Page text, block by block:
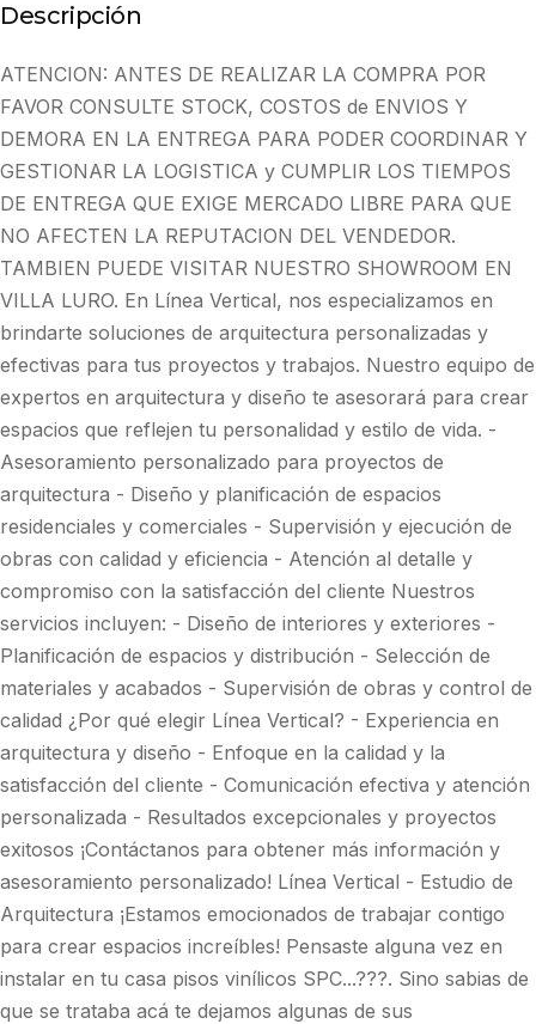
Descripción
ATENCION: ANTES DE REALIZAR LA COMPRA POR
FAVOR CONSULTE STOCK, COSTOS de ENVIOS Y
DEMORA EN LA ENTREGA PARA PODER COORDINAR Y
GESTIONAR LA LOGISTICA y CUMPLIR LOS TIEMPOS
DE ENTREGA QUE EXIGE MERCADO LIBRE PARA QUE
NO AFECTEN LA REPUTACION DEL VENDEDOR.
TAMBIEN PUEDE VISITAR NUESTRO SHOWROOM EN
VILLA LURO. En Línea Vertical, nos especializamos en
brindarte soluciones de arquitectura personalizadas y
efectivas para tus proyectos y trabajos. Nuestro equipo de
expertos en arquitectura y diseño te asesorará para crear
espacios que reflejen tu personalidad y estilo de vida. -
Asesoramiento personalizado para proyectos de
arquitectura - Diseño y planificación de espacios
residenciales y comerciales - Supervisión y ejecución de
obras con calidad y eficiencia - Atención al detalle y
compromiso con la satisfacción del cliente Nuestros
servicios incluyen: - Diseño de interiores y exteriores -
Planificación de espacios y distribución - Selección de
materiales y acabados - Supervisión de obras y control de
calidad ¿Por qué elegir Línea Vertical? - Experiencia en
arquitectura y diseño - Enfoque en la calidad y la
satisfacción del cliente - Comunicación efectiva y atención
personalizada - Resultados excepcionales y proyectos
exitosos ¡Contáctanos para obtener más información y
asesoramiento personalizado! Línea Vertical - Estudio de
Arquitectura ¡Estamos emocionados de trabajar contigo
para crear espacios increíbles! Pensaste alguna vez en
instalar en tu casa pisos vinílicos SPC...???. Sino sabias de
que se trataba acá te dejamos algunas de sus